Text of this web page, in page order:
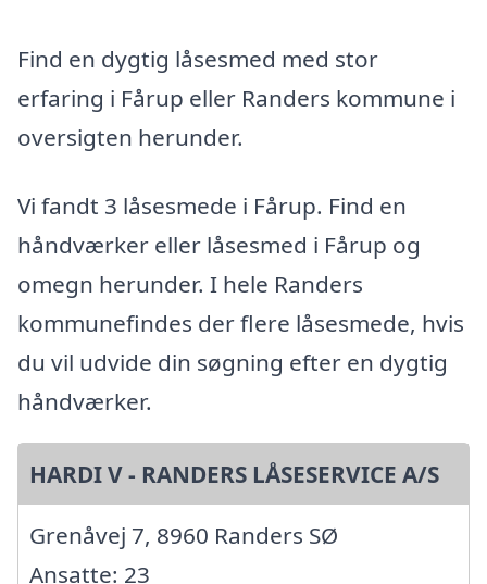
Find en dygtig låsesmed med stor
erfaring i Fårup eller Randers kommune i
oversigten herunder.
Vi fandt 3 låsesmede i Fårup. Find en
håndværker eller låsesmed i Fårup og
omegn herunder. I hele Randers
kommunefindes der flere låsesmede, hvis
du vil udvide din søgning efter en dygtig
håndværker.
HARDI V - RANDERS LÅSESERVICE A/S
Grenåvej 7, 8960 Randers SØ
Ansatte: 23